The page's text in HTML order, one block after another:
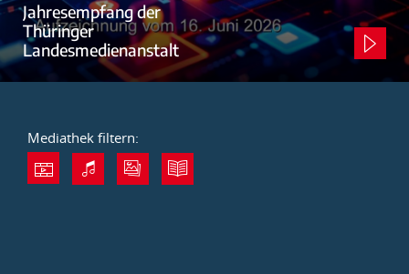
Jahresempfang der
Thüringer
Landesmedienanstalt
Mediathek filtern: